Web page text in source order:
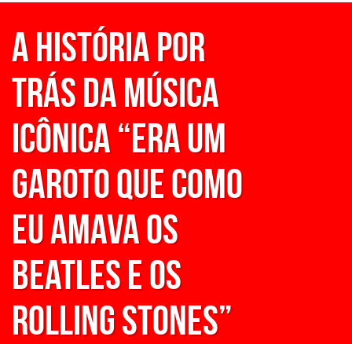
A História Por
Trás da música
icônica “Era um
garoto que como
eu amava os
Beatles e os
Rolling Stones”